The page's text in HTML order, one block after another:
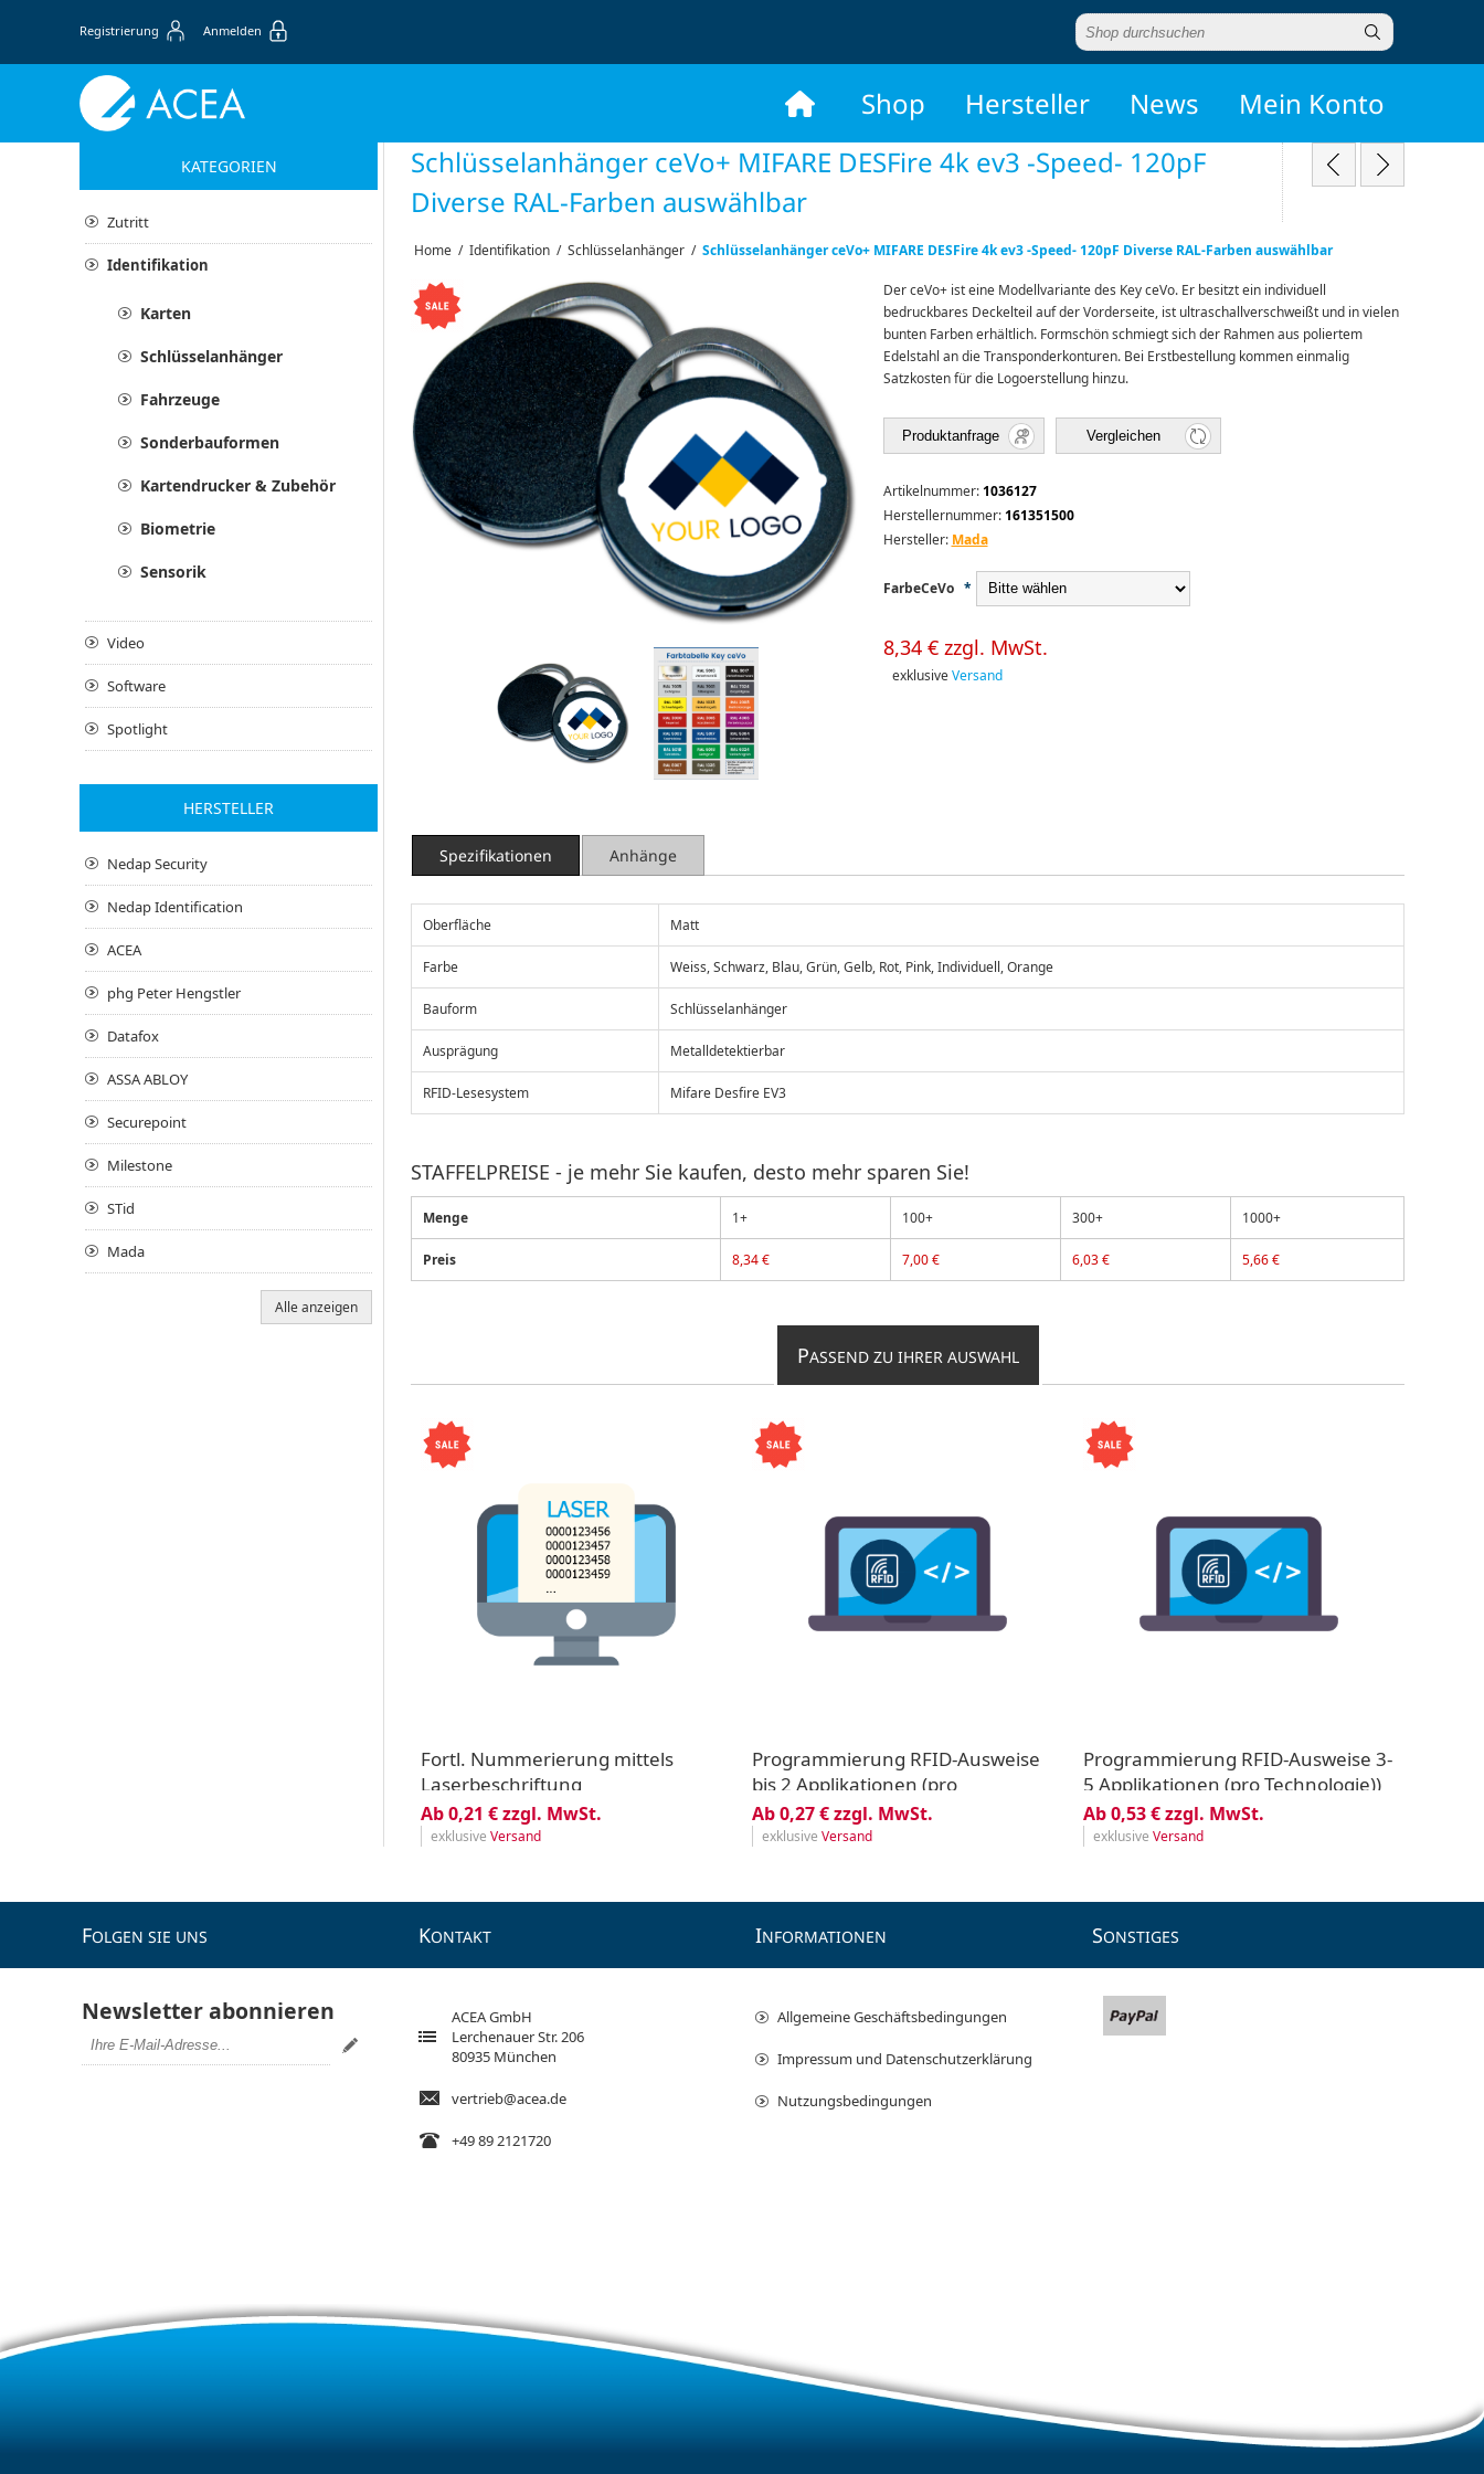
Registrierung Anmelden
Shop Hersteller News
Mein Konto
Schlüsselanhänger ceVo+ MIFARE DESFire 4k ev3 -Speed- 120pF
Diverse RAL-Farben auswählbar
Home / Identifikation / Schlüsselanhänger / Schlüsselanhänger ceVo+ MIFARE DESFire 4k ev3 -Speed- 120pF Diverse RAL-Farben auswählbar
Der ceVo+ ist eine Modellvariante des Key ceVo. Er besitzt ein individuell
bedruckbares Deckelteil auf der Vorderseite, ist ultraschallverschweißt und in vielen
bunten Farben erhältlich. Formschön schmiegt sich der Rahmen aus poliertem
Edelstahl an die Transponderkonturen. Bei Erstbestellung kommen einmalig
Satzkosten für die Logoerstellung hinzu.
Produktanfrage Vergleichen
Artikelnummer: 1036127
Herstellernummer: 161351500
Hersteller: Mada
FarbeCeVo *
8,34 € zzgl. MwSt.
exklusiveVersand
Spezifikationen Anhänge
Oberfläche Matt
Farbe Weiss, Schwarz, Blau, Grün, Gelb, Rot, Pink, Individuell, Orange
Bauform Schlüsselanhänger
Ausprägung Metalldetektierbar
RFID-Lesesystem Mifare Desfire EV3
STAFFELPREISE - je mehr Sie kaufen, desto mehr sparen Sie!
Menge 1+ 100+ 300+ 1000+
Preis 8,34 € 7,00 € 6,03 € 5,66 €
PASSEND ZU IHRER AUSWAHL
Fortl. Nummerierung mittels
Laserbeschriftung
Ab 0,21 € zzgl. MwSt.
exklusive Versand
Programmierung RFID-Ausweise
bis 2 Applikationen (pro
Technologie)
Ab 0,27 € zzgl. MwSt.
exklusive Versand
Programmierung RFID-Ausweise 3-
5 Applikationen (pro Technologie))
Ab 0,53 € zzgl. MwSt.
exklusive Versand
KATEGORIEN
Zutritt
Identifikation
Karten
Schlüsselanhänger
Fahrzeuge
Sonderbauformen
Kartendrucker & Zubehör
Biometrie
Sensorik
Video
Software
Spotlight
HERSTELLER
Nedap Security
Nedap Identification
ACEA
phg Peter Hengstler
Datafox
ASSA ABLOY
Securepoint
Milestone
STid
Mada
Alle anzeigen
FOLGEN SIE UNS
Newsletter abonnieren
KONTAKT
ACEA GmbH
Lerchenauer Str. 206
80935 München
vertrieb@acea.de
+49 89 2121720
INFORMATIONEN
Allgemeine Geschäftsbedingungen
Impressum und Datenschutzerklärung
Nutzungsbedingungen
SONSTIGES